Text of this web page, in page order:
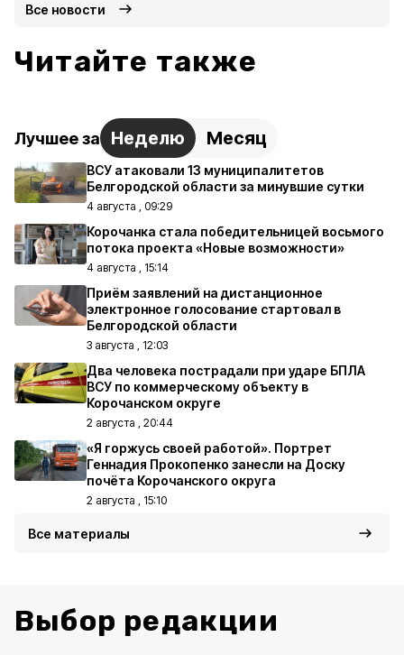
Все новости
Читайте также
Лучшее за Неделю Месяц
ВСУ атаковали 13 муниципалитетов
Белгородской области за минувшие сутки
4 августа , 09:29
Корочанка стала победительницей восьмого
потока проекта «Новые возможности»
4 августа , 15:14
Приём заявлений на дистанционное
электронное голосование стартовал в
Белгородской области
3 августа , 12:03
Два человека пострадали при ударе БПЛА
ВСУ по коммерческому объекту в
Корочанском округе
2 августа , 20:44
«Я горжусь своей работой». Портрет
Геннадия Прокопенко занесли на Доску
почёта Корочанского округа
2 августа , 15:10
Все материалы
Выбор редакции